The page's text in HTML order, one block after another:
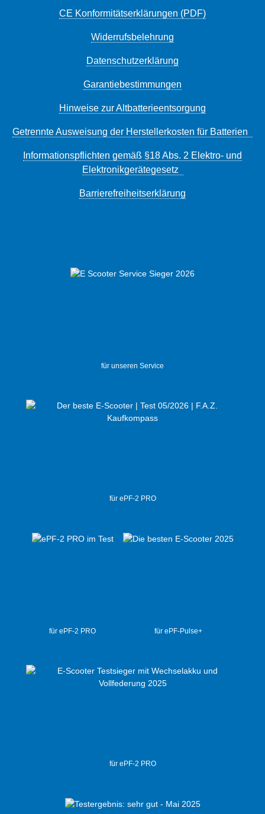
CE Konformitätserklärungen (PDF)
Widerrufsbelehrung
Datenschutzerklärung
Garantiebestimmungen
Hinweise zur Altbatterieentsorgung
Getrennte Ausweisung der Herstellerkosten für Batterien
Informationspflichten gemäß §18 Abs. 2 Elektro- und
Elektronikgerätegesetz
Barrierefreiheitserklärung
für unseren Service
für ePF-2 PRO
für ePF-2 PRO für ePF-Pulse+
für ePF-2 PRO